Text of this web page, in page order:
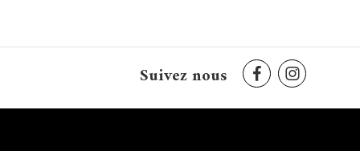
Suivez nous